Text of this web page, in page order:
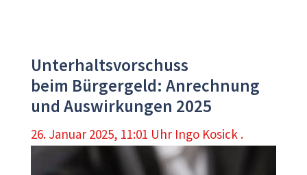
Unterhaltsvorschuss
beim Bürgergeld: Anrechnung
und Auswirkungen 2025
26. Januar 2025, 11:01 Uhr Ingo Kosick .